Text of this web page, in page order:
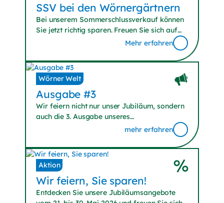
SSV bei den Wörnergärtnern
Bei unserem Sommerschlussverkauf können
Sie jetzt richtig sparen. Freuen Sie sich auf
sonnenstarke Schnäppchen. Wir haben auch
am Friedensfest (Sa., 08. August 2026) für
Sie geöffnet. Wir freuen uns auf Sie!
Mehr erfahren
Wörner Welt
Ausgabe #3
Wir feiern nicht nur unser Jubiläum, sondern
auch die 3. Ausgabe unseres
Kundenmagazins. Entdecken Sie viele tolle
mehr erfahren
Aktion
Wir feiern, Sie sparen!
Entdecken Sie unsere Jubiläumsangebote